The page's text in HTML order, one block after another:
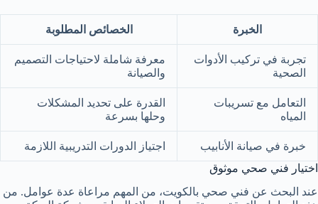
الخبرة الخصائص المطلوبة
تجربة في تركيب الأدوات
الصحية
معرفة شاملة لاحتياجات التصميم
والصيانة
التعامل مع تسريبات
المياه
القدرة على تحديد المشكلات
وحلها بسرعة
خبرة في صيانة الأنابيب
اجتياز الدورات التدريبية اللازمة
اختيار فني صحي موثوق
عند البحث عن فني صحي بالكويت، من المهم مراعاة عدة عوامل. من